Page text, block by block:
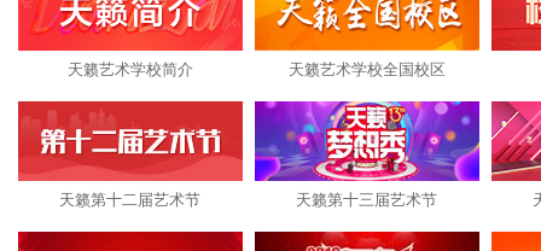
天籁艺术学校简介 天籁艺术学校全国校区
天籁第十二届艺术节 天籁第十三届艺术节